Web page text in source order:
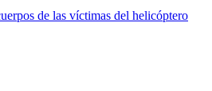
de las víctimas del helicóptero